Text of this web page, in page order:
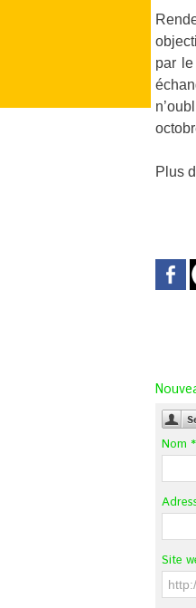
par
Plus
Nom
Site